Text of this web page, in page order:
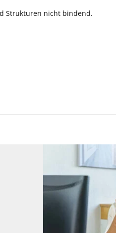
Strukturen nicht bindend.